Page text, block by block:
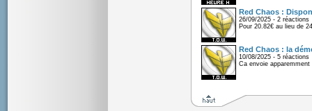
Red Chaos :
26/09/2025 - 2 réactions
Pour 20.82€ au lieu de
Red Chaos : la
10/08/2025 - 5 réactions
Ca envoie apparemment